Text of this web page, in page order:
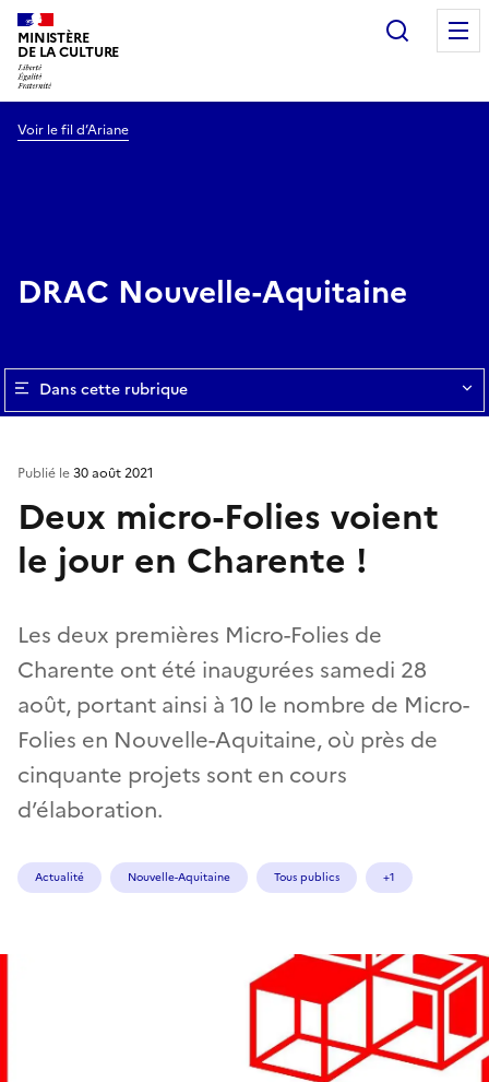
MINISTÈRE
DE LA CULTURE
Voir le fil d’Ariane
DRAC Nouvelle-Aquitaine
Dans cette rubrique
Deux micro-Folies voient
le jour en Charente !
Les deux premières Micro-Folies de
Charente ont été inaugurées samedi 28
août, portant ainsi à 10 le nombre de Micro-
Folies en Nouvelle-Aquitaine, où près de
cinquante projets sont en cours
d’élaboration.
Publié le30 août 2021
Actualité Nouvelle-Aquitaine Tous publics +1